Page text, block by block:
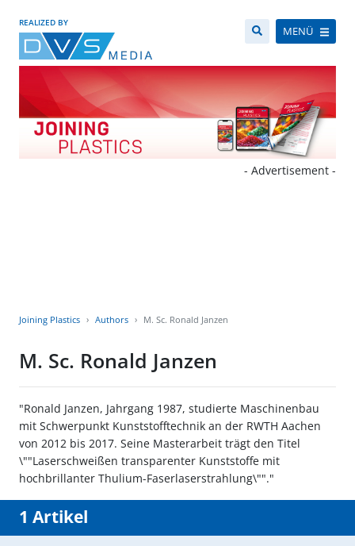
REALIZED BY
MENÜ
- Advertisement -
Joining Plastics Authors M. Sc. Ronald Janzen
M. Sc. Ronald Janzen
"Ronald Janzen, Jahrgang 1987, studierte Maschinenbau
mit Schwerpunkt Kunststofftechnik an der RWTH Aachen
von 2012 bis 2017. Seine Masterarbeit trägt den Titel
\""Laserschweißen transparenter Kunststoffe mit
hochbrillanter Thulium-Faserlaserstrahlung\""."
1 Artikel